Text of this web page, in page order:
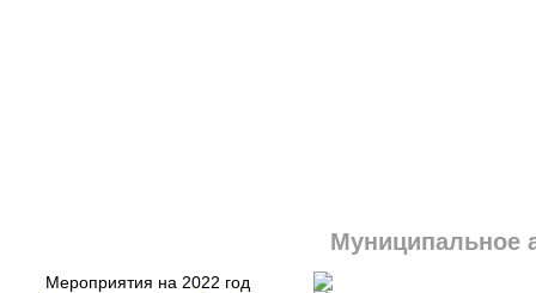
Муниципальное
Мероприятия на 2022 год